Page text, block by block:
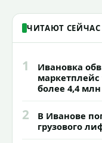
ЧИТАЮТ СЕЙЧАС
1
Ивановка
более 4,4
2
В Иванове
грузового